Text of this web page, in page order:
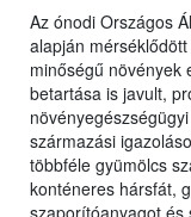
Az ónodi Országos
alapján
minőségű növények
betartása is javult,
származási
többféle gyümölcs
konténeres hársfát,